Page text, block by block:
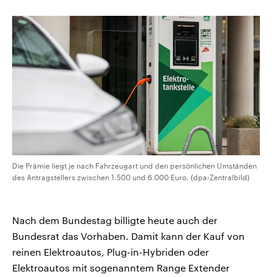
und Kandidaten der anstehenden
Wahl.
Audio-Archiv
Die Prämie liegt je nach Fahrzeugart und den persönlichen Umständen
des Antragstellers zwischen 1.500 und 6.000 Euro. (dpa-Zentralbild)
Nach dem Bundestag billigte heute auch der
Bundesrat das Vorhaben. Damit kann der Kauf von
reinen Elektroautos, Plug-in-Hybriden oder
Elektroautos mit sogenanntem Range Extender